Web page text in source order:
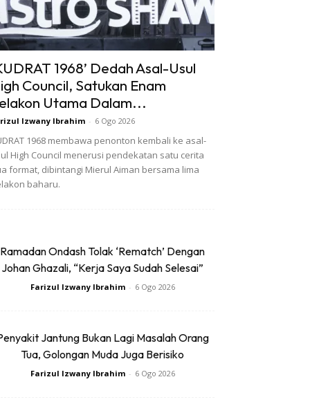
1968’ Dedah Asal-Usul
Council, Satukan Enam
Utama Dalam...
Izwany Ibrahim - 6 Ogo 2026
1968 membawa penonton kembali ke asal-
High Council menerusi pendekatan satu cerita
format, dibintangi Mierul Aiman bersama lima
baharu.
Ramadan Ondash Tolak ‘Rematch’ Dengan
Johan Ghazali, “Kerja Saya Sudah Selesai”
Farizul Izwany Ibrahim - 6 Ogo 2026
Jantung Bukan Lagi Masalah Orang
Tua, Golongan Muda Juga Berisiko
Farizul Izwany Ibrahim - 6 Ogo 2026